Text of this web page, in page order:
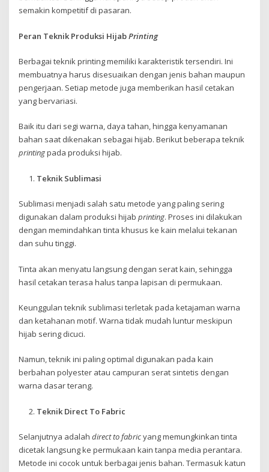
semakin kompetitif di pasaran.
Peran Teknik Produksi HijabPrinting
Berbagai teknik printing memiliki karakteristik tersendiri. Ini
membuatnya harus disesuaikan dengan jenis bahan maupun
pengerjaan. Setiap metode juga memberikan hasil cetakan
yang bervariasi.
Baik itu dari segi warna, daya tahan, hingga kenyamanan
bahan saat dikenakan sebagai hijab. Berikut beberapa teknik
printingpada produksi hijab.
Teknik Sublimasi
Sublimasi menjadi salah satu metode yang paling sering
digunakan dalam produksi hijabprinting. Proses ini dilakukan
dengan memindahkan tinta khusus ke kain melalui tekanan
dan suhu tinggi.
Tinta akan menyatu langsung dengan serat kain, sehingga
hasil cetakan terasa halus tanpa lapisan di permukaan.
Keunggulan teknik sublimasi terletak pada ketajaman warna
dan ketahanan motif. Warna tidak mudah luntur meskipun
hijab sering dicuci.
Namun, teknik ini paling optimal digunakan pada kain
berbahan polyester atau campuran serat sintetis dengan
warna dasar terang.
Teknik Direct To Fabric
Selanjutnya adalahdirect to fabricyang memungkinkan tinta
dicetak langsung ke permukaan kain tanpa media perantara.
Metode ini cocok untuk berbagai jenis bahan. Termasuk katun